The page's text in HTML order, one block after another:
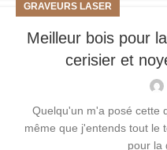
GRAVEURS LASER
Meilleur bois pour
cerisier et
Quelqu'un m'a posé cette
même que j'entends tout
pour la